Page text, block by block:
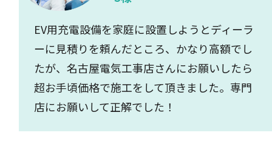
EV用充電設備を家庭に設置しようとディーラ
ーに見積りを頼んだところ、かなり高額でし
たが、名古屋電気工事店さんにお願いしたら
超お手頃価格で施工をして頂きました。専門
店にお願いして正解でした！